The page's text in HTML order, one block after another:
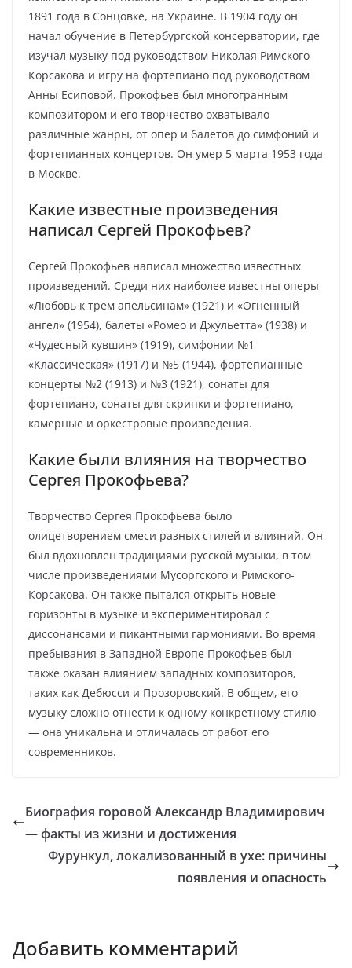
1891 года в Сонцовке, на Украине. В 1904 году он
начал обучение в Петербургской консерватории, где
изучал музыку под руководством Николая Римского-
Корсакова и игру на фортепиано под руководством
Анны Есиповой. Прокофьев был многогранным
композитором и его творчество охватывало
различные жанры, от опер и балетов до симфоний и
фортепианных концертов. Он умер 5 марта 1953 года
в Москве.
Какие известные произведения
написал Сергей Прокофьев?
Сергей Прокофьев написал множество известных
произведений. Среди них наиболее известны оперы
«Любовь к трем апельсинам» (1921) и «Огненный
ангел» (1954), балеты «Ромео и Джульетта» (1938) и
«Чудесный кувшин» (1919), симфонии №1
«Классическая» (1917) и №5 (1944), фортепианные
концерты №2 (1913) и №3 (1921), сонаты для
фортепиано, сонаты для скрипки и фортепиано,
камерные и оркестровые произведения.
Какие были влияния на творчество
Сергея Прокофьева?
Творчество Сергея Прокофьева было
олицетворением смеси разных стилей и влияний. Он
был вдохновлен традициями русской музыки, в том
числе произведениями Мусоргского и Римского-
Корсакова. Он также пытался открыть новые
горизонты в музыке и экспериментировал с
диссонансами и пикантными гармониями. Во время
пребывания в Западной Европе Прокофьев был
также оказан влиянием западных композиторов,
таких как Дебюсси и Прозоровский. В общем, его
музыку сложно отнести к одному конкретному стилю
— она уникальна и отличалась от работ его
современников.
Биография горовой Александр Владимирович
— факты из жизни и достижения
Фурункул, локализованный в ухе: причины
появления и опасность
Добавить комментарий